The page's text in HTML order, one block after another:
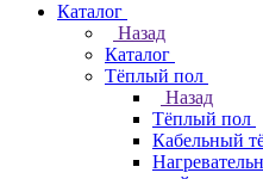
Каталог
Назад
Каталог
Тёплый пол
Назад
Тёплый пол
Кабельный